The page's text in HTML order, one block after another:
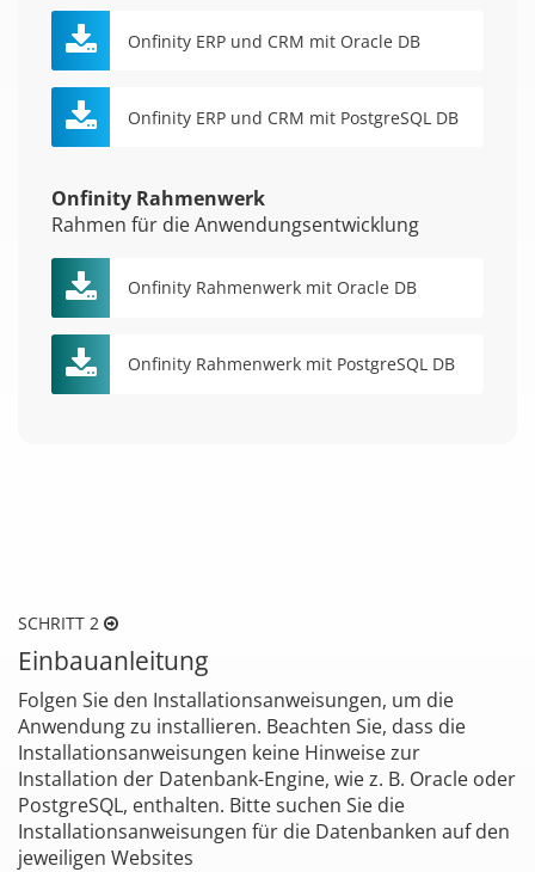
Onfinity ERP und CRM mit Oracle DB
Onfinity ERP und CRM mit PostgreSQL DB
Onfinity Rahmenwerk
Rahmen für die Anwendungsentwicklung
Onfinity Rahmenwerk mit Oracle DB
Onfinity Rahmenwerk mit PostgreSQL DB
SCHRITT 2
Einbauanleitung
Folgen Sie den Installationsanweisungen, um die
Anwendung zu installieren. Beachten Sie, dass die
Installationsanweisungen keine Hinweise zur
Installation der Datenbank-Engine, wie z. B. Oracle oder
PostgreSQL, enthalten. Bitte suchen Sie die
Installationsanweisungen für die Datenbanken auf den
jeweiligen Websites